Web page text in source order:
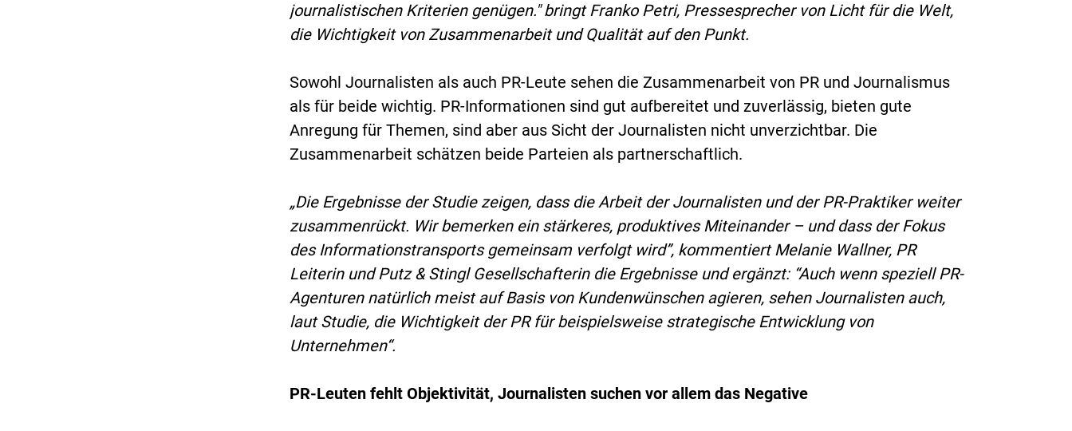
journalistischen Kriterien genügen." bringt Franko Petri, Pressesprecher von Licht für die Welt,
die Wichtigkeit von Zusammenarbeit und Qualität auf den Punkt.
Sowohl Journalisten als auch PR-Leute sehen die Zusammenarbeit von PR und Journalismus
als für beide wichtig. PR-Informationen sind gut aufbereitet und zuverlässig, bieten gute
Anregung für Themen, sind aber aus Sicht der Journalisten nicht unverzichtbar. Die
Zusammenarbeit schätzen beide Parteien als partnerschaftlich.
„Die Ergebnisse der Studie zeigen, dass die Arbeit der Journalisten und der PR-Praktiker weiter
zusammenrückt. Wir bemerken ein stärkeres, produktives Miteinander – und dass der Fokus
des Informationstransports gemeinsam verfolgt wird”, kommentiert Melanie Wallner, PR
Leiterin und Putz & Stingl Gesellschafterin die Ergebnisse und ergänzt: “Auch wenn speziell PR-
Agenturen natürlich meist auf Basis von Kundenwünschen agieren, sehen Journalisten auch,
laut Studie, die Wichtigkeit der PR für beispielsweise strategische Entwicklung von
Unternehmen“.
PR-Leuten fehlt Objektivität, Journalisten suchen vor allem das Negative